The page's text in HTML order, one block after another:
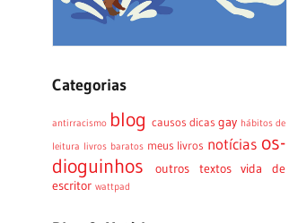
Categorias
antirracismo blog causos dicas gay hábitos de
leitura livros baratos meus livros notícias os-
dioguinhos
outros textos vida de
escritor wattpad